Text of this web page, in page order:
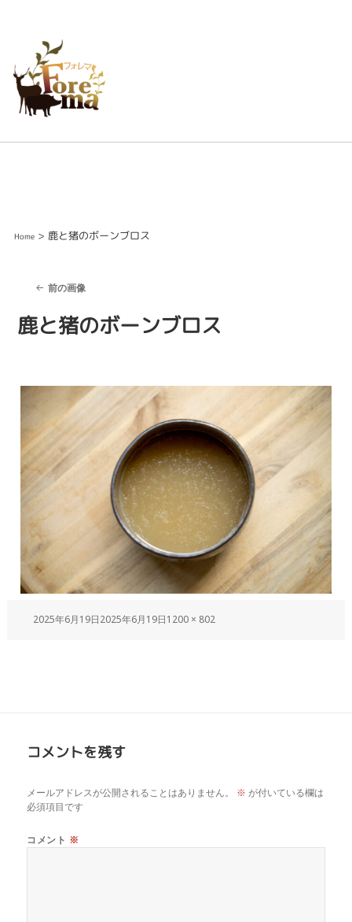
Home> 鹿と猪のボーンブロス
前の画像
鹿と猪のボーンブロス
2025年6月19日2025年6月19日1200 × 802
コメントを残す
メールアドレスが公開されることはありません。 ※ が付いている欄は
必須項目です
コメント ※